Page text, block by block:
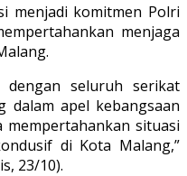
menjadi komitmen Polri
menjaga
seluruh serikat
dalam apel kebangsaan
mempertahankan situasi
di Kota Malang,”
23/10).